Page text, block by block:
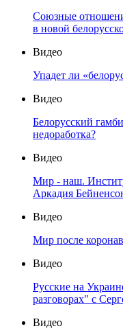
Союзные
в новой
Видео
Упадет ли
Видео
Белорусский
недоработка?
Видео
Мир - наш.
Аркадия
Видео
Мир после
Видео
Русские на
разговорах" с
Видео